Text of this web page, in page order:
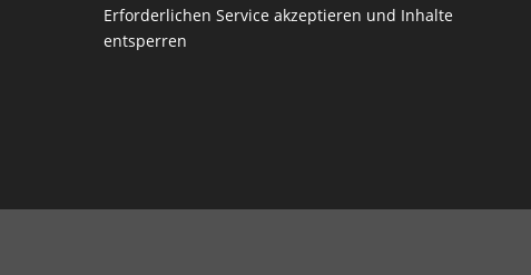
Erforderlichen Service akzeptieren und Inhalte
entsperren